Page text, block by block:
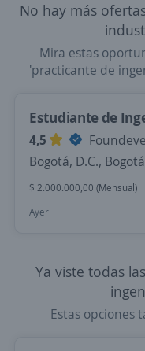
No hay más
Mira estas
'practicante de
Estudiante de
4,5
Bogotá, D.C.,
$ 2.000.000,00 (Mensual)
Ayer
Ya viste todas
Estas opciones